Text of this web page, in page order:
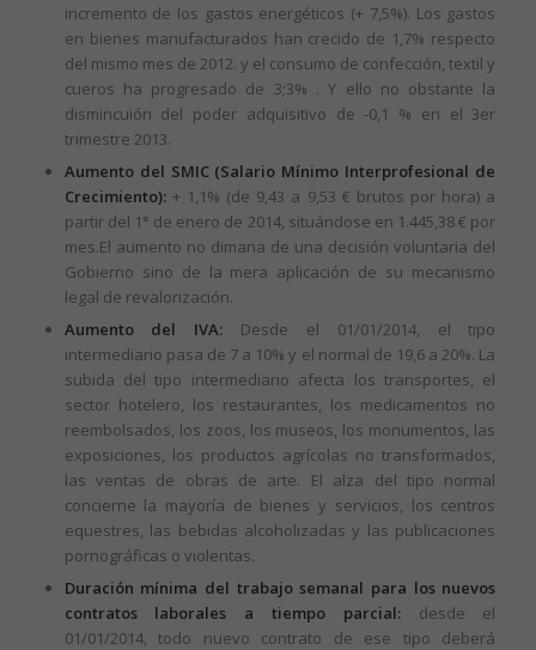
incremento de los gastos energéticos (+ 7,5%). Los gastos
en bienes manufacturados han crecido de 1,7% respecto
del mismo mes de 2012. y el consumo de confección, textil y
cueros ha progresado de 3;3% . Y ello no obstante la
dismincuión del poder adquisitivo de -0,1 % en el 3er
trimestre 2013.
Aumento del SMIC (Salario Mínimo Interprofesional de
Crecimiento):+ 1,1% (de 9,43 a 9,53 € brutos por hora) a
partir del 1° de enero de 2014, situándose en 1.445,38 € por
mes.El aumento no dimana de una decisión voluntaria del
Gobierno sino de la mera aplicación de su mecanismo
legal de revalorización.
Aumento del IVA: Desde el 01/01/2014, el tipo
intermediario pasa de 7 a 10% y el normal de 19,6 a 20%. La
subida del tipo intermediario afecta los transportes, el
sector hotelero, los restaurantes, los medicamentos no
reembolsados, los zoos, los museos, los monumentos, las
exposiciones, los productos agrícolas no transformados,
las ventas de obras de arte. El alza del tipo normal
concierne la mayoría de bienes y servicios, los centros
equestres, las bebidas alcoholizadas y las publicaciones
pornográficas o violentas.
Duración mínima del trabajo semanal para los nuevos
contratos laborales a tiempo parcial:desde el
01/01/2014, todo nuevo contrato de ese tipo deberá